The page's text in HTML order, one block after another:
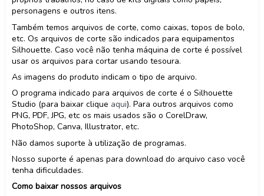
personagens e outros itens.
Também temos arquivos de corte, como caixas, topos de bolo,
etc. Os arquivos de corte são indicados para equipamentos
Silhouette. Caso você não tenha máquina de corte é possível
usar os arquivos para cortar usando tesoura.
As imagens do produto indicam o tipo de arquivo.
O programa indicado para arquivos de corte é o Silhouette
Studio (para baixar clique aqui). Para outros arquivos como
PNG, PDF, JPG, etc os mais usados são o CorelDraw,
PhotoShop, Canva, Illustrator, etc.
Não damos suporte à utilização de programas.
Nosso suporte é apenas para download do arquivo caso você
tenha dificuldades.
Como baixar nossos arquivos